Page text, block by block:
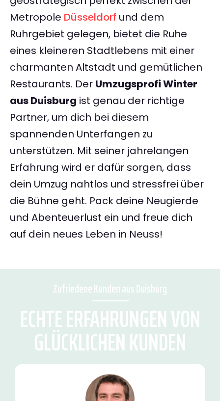
Metropole Düsseldorf und dem
Ruhrgebiet gelegen, bietet die Ruhe
eines kleineren Stadtlebens mit einer
charmanten Altstadt und gemütlichen
Restaurants. Der Umzugsprofi Winter
aus Duisburg ist genau der richtige
Partner, um dich bei diesem
spannenden Unterfangen zu
unterstützen. Mit seiner jahrelangen
Erfahrung wird er dafür sorgen, dass
dein Umzug nahtlos und stressfrei über
die Bühne geht. Pack deine Neugierde
und Abenteuerlust ein und freue dich
auf dein neues Leben in Neuss!
Zufriedene Kunden aus Duisburg
ECHTE ERFAHRUNGEN VON
GLÜCKLICHEN KUNDEN